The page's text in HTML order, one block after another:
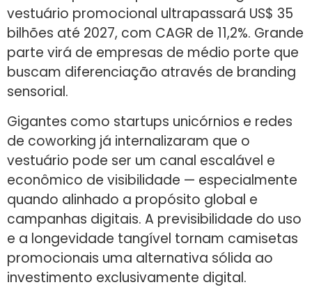
vestuário promocional ultrapassará US$ 35
bilhões até 2027, com CAGR de 11,2%. Grande
parte virá de empresas de médio porte que
buscam diferenciação através de branding
sensorial.
Gigantes como startups unicórnios e redes
de coworking já internalizaram que o
vestuário pode ser um canal escalável e
econômico de visibilidade — especialmente
quando alinhado a propósito global e
campanhas digitais. A previsibilidade do uso
e a longevidade tangível tornam camisetas
promocionais uma alternativa sólida ao
investimento exclusivamente digital.